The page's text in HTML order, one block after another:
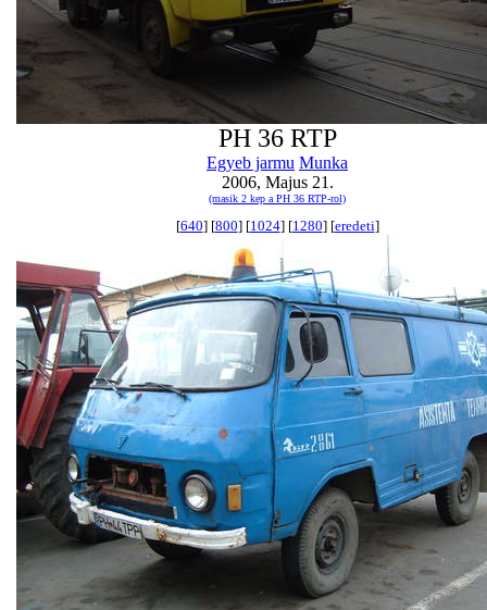
PH 36 RTP
Egyeb jarmu Munka
2006, Majus 21.
(masik 2 kep a PH 36 RTP-rol)
[640] [800] [1024] [1280] [eredeti]